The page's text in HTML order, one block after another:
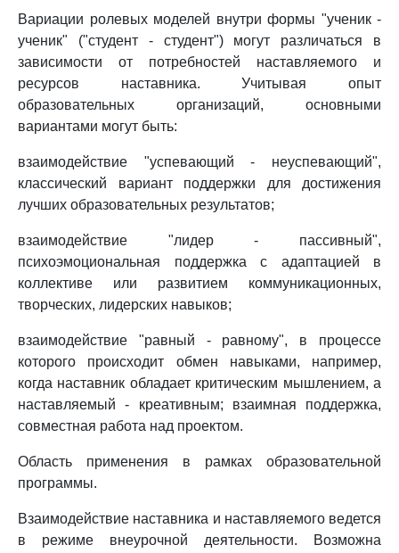
Вариации ролевых моделей внутри формы "ученик -
ученик" ("студент - студент") могут различаться в
зависимости от потребностей наставляемого и
ресурсов наставника. Учитывая опыт
образовательных организаций, основными
вариантами могут быть:
взаимодействие "успевающий - неуспевающий",
классический вариант поддержки для достижения
лучших образовательных результатов;
взаимодействие "лидер - пассивный",
психоэмоциональная поддержка с адаптацией в
коллективе или развитием коммуникационных,
творческих, лидерских навыков;
взаимодействие "равный - равному", в процессе
которого происходит обмен навыками, например,
когда наставник обладает критическим мышлением, а
наставляемый - креативным; взаимная поддержка,
совместная работа над проектом.
Область применения в рамках образовательной
программы.
Взаимодействие наставника и наставляемого ведется
в режиме внеурочной деятельности. Возможна